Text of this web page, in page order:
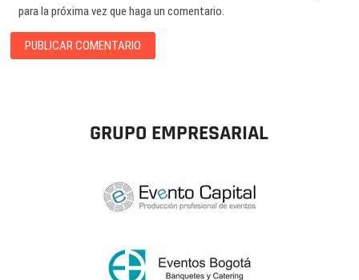
para la próxima vez que haga un comentario.
GRUPO EMPRESARIAL